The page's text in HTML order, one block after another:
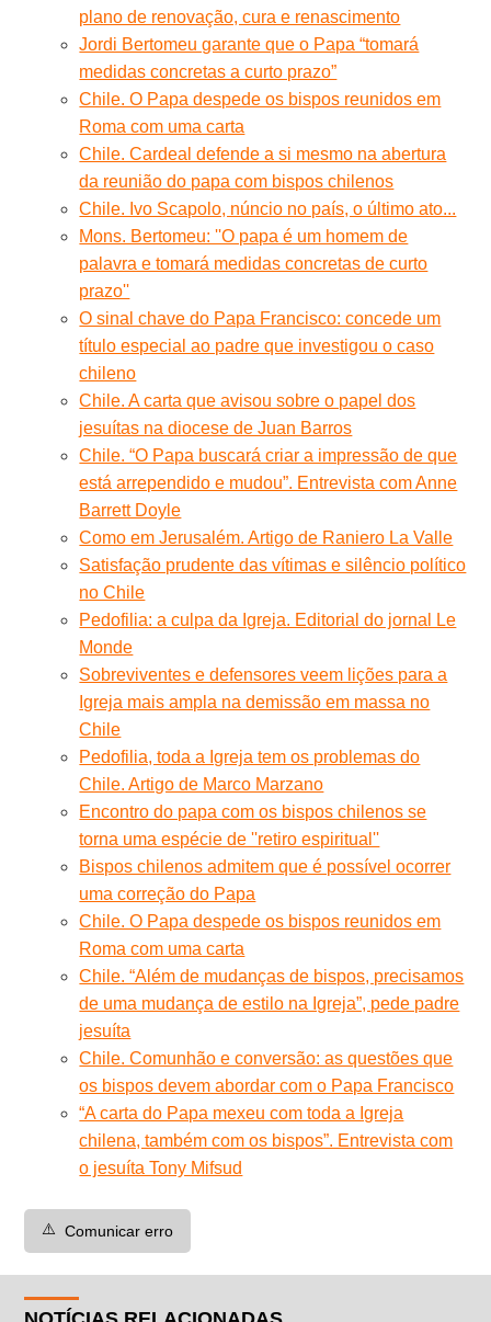
plano de renovação, cura e renascimento
Jordi Bertomeu garante que o Papa “tomará
medidas concretas a curto prazo”
Chile. O Papa despede os bispos reunidos em
Roma com uma carta
Chile. Cardeal defende a si mesmo na abertura
da reunião do papa com bispos chilenos
Chile. Ivo Scapolo, núncio no país, o último ato...
Mons. Bertomeu: ''O papa é um homem de
palavra e tomará medidas concretas de curto
prazo''
O sinal chave do Papa Francisco: concede um
título especial ao padre que investigou o caso
chileno
Chile. A carta que avisou sobre o papel dos
jesuítas na diocese de Juan Barros
Chile. “O Papa buscará criar a impressão de que
está arrependido e mudou”. Entrevista com Anne
Barrett Doyle
Como em Jerusalém. Artigo de Raniero La Valle
Satisfação prudente das vítimas e silêncio político
no Chile
Pedofilia: a culpa da Igreja. Editorial do jornal Le
Monde
Sobreviventes e defensores veem lições para a
Igreja mais ampla na demissão em massa no
Chile
Pedofilia, toda a Igreja tem os problemas do
Chile. Artigo de Marco Marzano
Encontro do papa com os bispos chilenos se
torna uma espécie de ''retiro espiritual''
Bispos chilenos admitem que é possível ocorrer
uma correção do Papa
Chile. O Papa despede os bispos reunidos em
Roma com uma carta
Chile. “Além de mudanças de bispos, precisamos
de uma mudança de estilo na Igreja”, pede padre
jesuíta
Chile. Comunhão e conversão: as questões que
os bispos devem abordar com o Papa Francisco
“A carta do Papa mexeu com toda a Igreja
chilena, também com os bispos”. Entrevista com
o jesuíta Tony Mifsud
⚠️ Comunicar erro